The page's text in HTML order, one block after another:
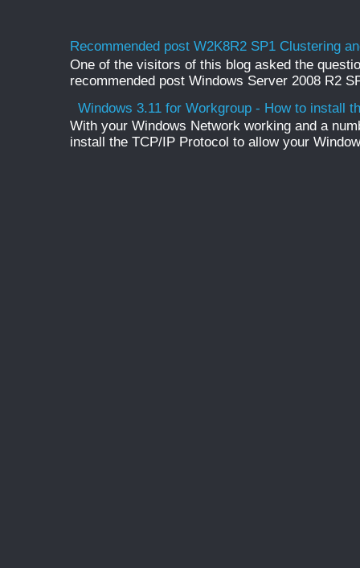
Recommended post W2K8R2 SP1 Clustering
One of the visitors of this blog asked the
recommended post Windows Server 2008 R2
Windows 3.11 for Workgroup - How to install
With your Windows Network working and a
install the TCP/IP Protocol to allow your